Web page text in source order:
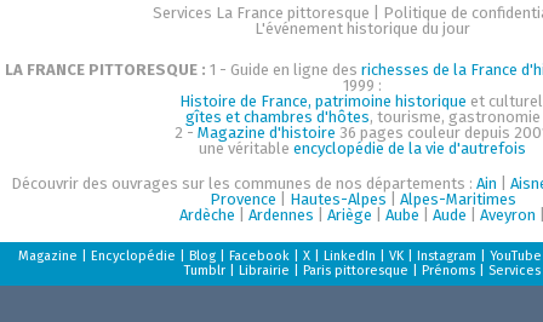
Services La France pittoresque
Politique de
L'événement historique du jour
LA FRANCE PITTORESQUE : 1 - Guide en ligne des richesses de la France
1999 :
Histoire de France, patrimoine historique et
gîtes et chambres d'hôtes, tourisme, gastronomie
2 - Magazine d'histoire 36 pages couleur depuis
une véritableencyclopédie de la vie d'autrefois
Découvrir des ouvrages sur les communes de nos départements :Ain |
Provence
Hautes-Alpes
Alpes-Maritimes
Ardèche |Ardennes |Ariège |Aube |Aude |Aveyron
Magazine |Encyclopédie |Blog |Facebook |X |LinkedIn |VK |Instagram |YouTube
Tumblr |Librairie |Paris pittoresque |Prénoms Services